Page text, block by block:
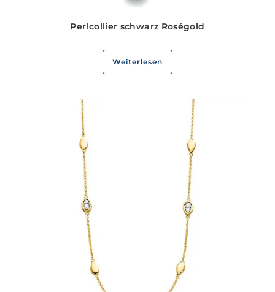
Perlcollier schwarz Roségold
Weiterlesen